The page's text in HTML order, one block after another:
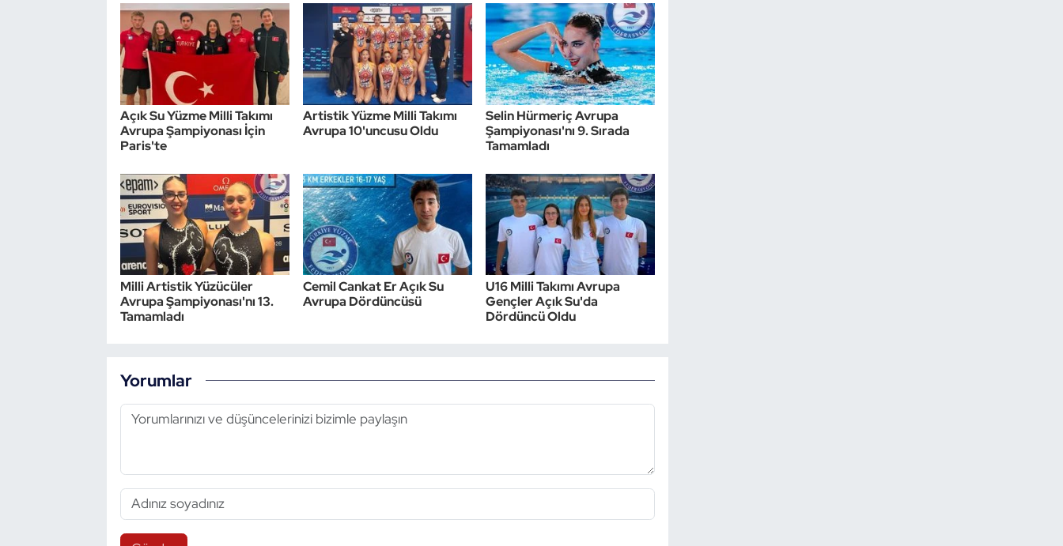
Açık Su Yüzme Milli Takımı
Avrupa Şampiyonası İçin
Paris'te
Artistik Yüzme Milli Takımı
Avrupa 10'uncusu Oldu
Selin Hürmeriç Avrupa
Şampiyonası'nı 9. Sırada
Tamamladı
Milli Artistik Yüzücüler
Avrupa Şampiyonası'nı 13.
Tamamladı
Cemil Cankat Er Açık Su
Avrupa Dördüncüsü
U16 Milli Takımı Avrupa
Gençler Açık Su'da
Dördüncü Oldu
Yorumlar